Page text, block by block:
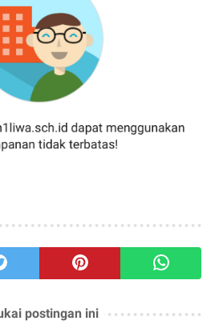
postingan ini